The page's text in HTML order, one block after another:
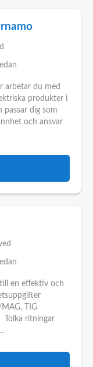
arbetar du med
produkter i
passar dig som
och ansvar
en effektiv och
TIG
ritningar